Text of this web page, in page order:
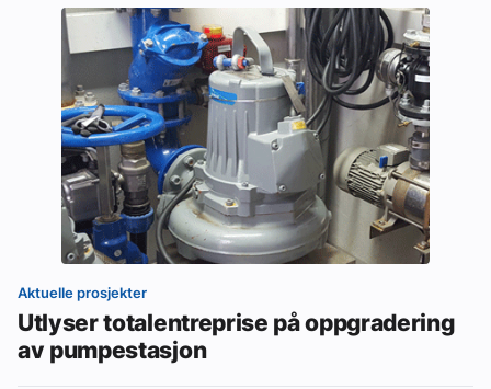
Aktuelle prosjekter
Utlyser totalentreprise på oppgradering
av pumpestasjon